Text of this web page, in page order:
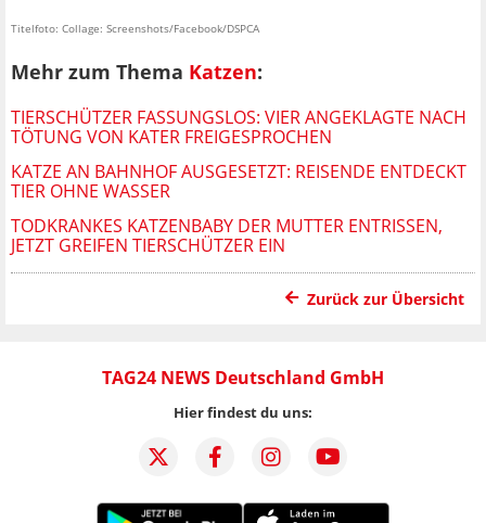
Titelfoto: Collage: Screenshots/Facebook/DSPCA
Mehr zum Thema Katzen:
TIERSCHÜTZER FASSUNGSLOS: VIER ANGEKLAGTE NACH
TÖTUNG VON KATER FREIGESPROCHEN
KATZE AN BAHNHOF AUSGESETZT: REISENDE ENTDECKT
TIER OHNE WASSER
TODKRANKES KATZENBABY DER MUTTER ENTRISSEN,
JETZT GREIFEN TIERSCHÜTZER EIN
Zurück zur Übersicht
TAG24 NEWS Deutschland GmbH
Hier findest du uns: